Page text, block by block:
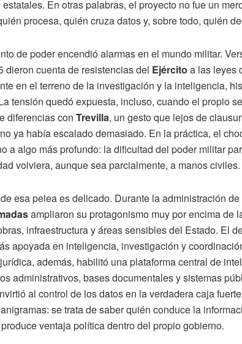
En otras palabras, el proyecto no fue un
procesa, quién cruza datos y, sobre todo, quién
de poder encendió alarmas en el mundo militar.
dieron cuenta de resistencias del Ejército a las leyes
en el terreno de la investigación y la inteligencia,
tensión quedó expuesta, incluso, cuando el propio
diferencias con Trevilla, un gesto que lejos de
ya había escalado demasiado. En la práctica, el
a algo más profundo: la dificultad del poder militar
volviera, aunque sea parcialmente, a manos civiles.
esa pelea es delicado. Durante la administración de
ampliaron su protagonismo muy por encima de
infraestructura y áreas sensibles del Estado. El
apoyada en inteligencia, investigación y
además, habilitó una plataforma central de
administrativos, bases documentales y sistemas
al control de los datos en la verdadera caja
se trata de saber quién conduce la
ventaja política dentro del propio gobierno.